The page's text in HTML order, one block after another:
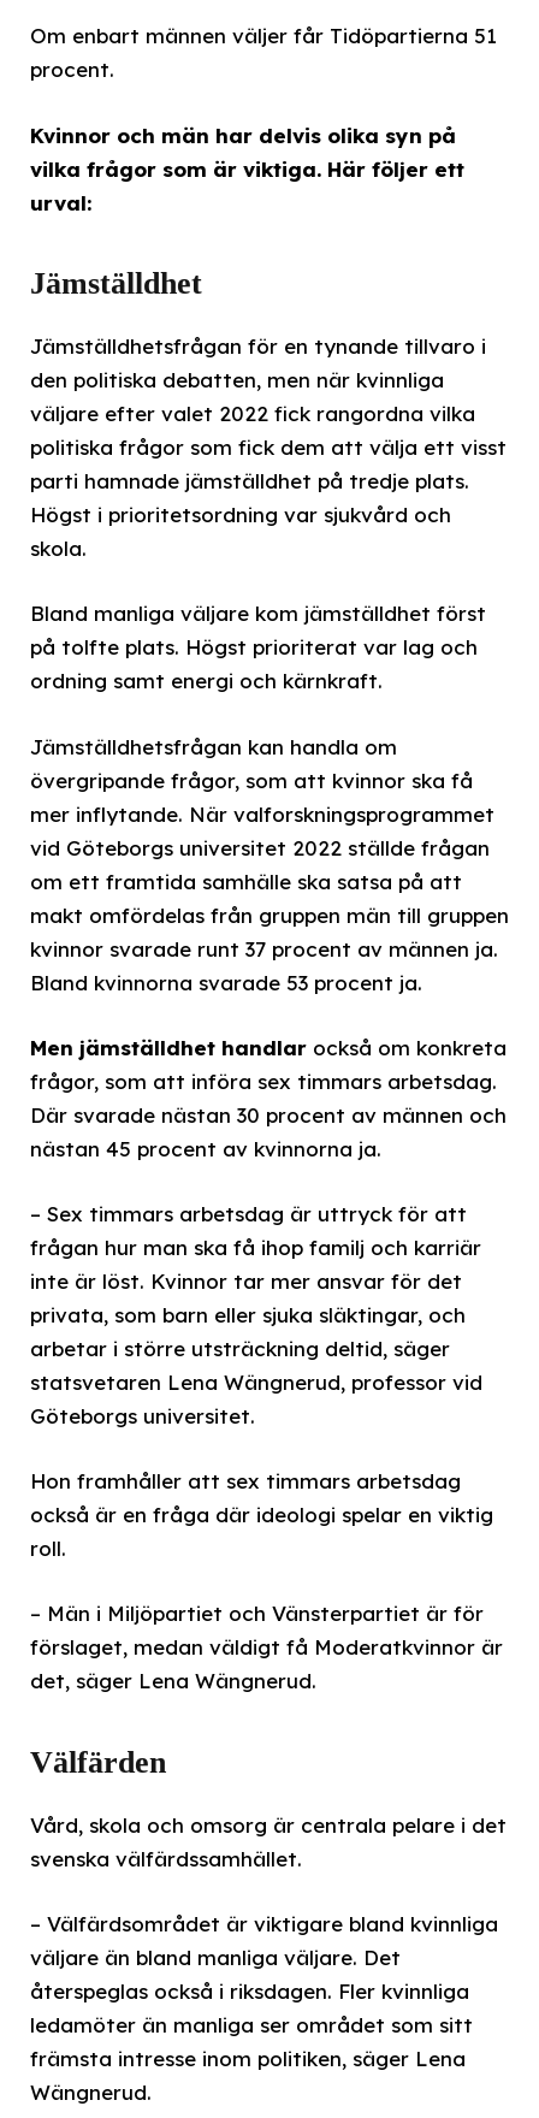
Om enbart männen väljer får Tidöpartierna 51
procent.
Kvinnor och män har delvis olika syn på
vilka frågor som är viktiga. Här följer ett
urval:
Jämställdhet
Jämställdhetsfrågan för en tynande tillvaro i
den politiska debatten, men när kvinnliga
väljare efter valet 2022 fick rangordna vilka
politiska frågor som fick dem att välja ett visst
parti hamnade jämställdhet på tredje plats.
Högst i prioritetsordning var sjukvård och
skola.
Bland manliga väljare kom jämställdhet först
på tolfte plats. Högst prioriterat var lag och
ordning samt energi och kärnkraft.
Jämställdhetsfrågan kan handla om
övergripande frågor, som att kvinnor ska få
mer inflytande. När valforskningsprogrammet
vid Göteborgs universitet 2022 ställde frågan
om ett framtida samhälle ska satsa på att
makt omfördelas från gruppen män till gruppen
kvinnor svarade runt 37 procent av männen ja.
Bland kvinnorna svarade 53 procent ja.
Men jämställdhet handlar också om konkreta
frågor, som att införa sex timmars arbetsdag.
Där svarade nästan 30 procent av männen och
nästan 45 procent av kvinnorna ja.
– Sex timmars arbetsdag är uttryck för att
frågan hur man ska få ihop familj och karriär
inte är löst. Kvinnor tar mer ansvar för det
privata, som barn eller sjuka släktingar, och
arbetar i större utsträckning deltid, säger
statsvetaren Lena Wängnerud, professor vid
Göteborgs universitet.
Hon framhåller att sex timmars arbetsdag
också är en fråga där ideologi spelar en viktig
roll.
– Män i Miljöpartiet och Vänsterpartiet är för
förslaget, medan väldigt få Moderatkvinnor är
det, säger Lena Wängnerud.
Välfärden
Vård, skola och omsorg är centrala pelare i det
svenska välfärdssamhället.
– Välfärdsområdet är viktigare bland kvinnliga
väljare än bland manliga väljare. Det
återspeglas också i riksdagen. Fler kvinnliga
ledamöter än manliga ser området som sitt
främsta intresse inom politiken, säger Lena
Wängnerud.